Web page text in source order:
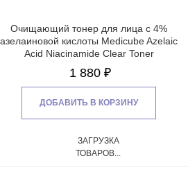
Очищающий тонер для лица с 4%
азелаиновой кислоты Medicube Azelaic
Acid Niacinamide Clear Toner
1 880 ₽
ДОБАВИТЬ В КОРЗИНУ
ЗАГРУЗКА
ТОВАРОВ...